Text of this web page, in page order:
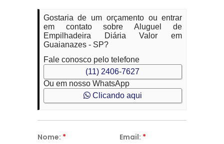
Gostaria de um orçamento ou entrar
em contato sobre Aluguel de
Empilhadeira Diária Valor em
Guaianazes - SP?
Fale conosco pelo telefone
(11) 2406-7627
Ou em nosso WhatsApp
Clicando aqui
Nome: * Email: *